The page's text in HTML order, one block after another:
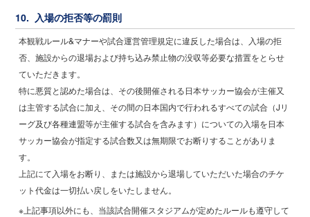
10. 入場の拒否等の罰則
本観戦ルール&マナーや試合運営管理規定に違反した場合は、入場の拒
否、施設からの退場および持ち込み禁止物の没収等必要な措置をとらせ
ていただきます。
特に悪質と認めた場合は、その後開催される日本サッカー協会が主催又
は主管する試合に加え、その間の日本国内で行われるすべての試合（Jリ
ーグ及び各種連盟等が主催する試合を含みます）についての入場を日本
サッカー協会が指定する試合数又は無期限でお断りすることがありま
す。
上記にて入場をお断り、または施設から退場していただいた場合のチケ
ット代金は一切払い戻しをいたしません。
※上記事項以外にも、当該試合開催スタジアムが定めたルールも遵守して